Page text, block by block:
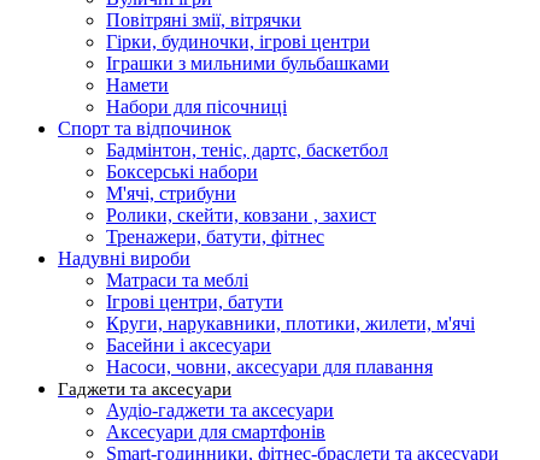
Повітряні змії, вітрячки
Гірки, будиночки, ігрові центри
Іграшки з мильними бульбашками
Намети
Набори для пісочниці
Спорт та відпочинок
Бадмінтон, теніс, дартс, баскетбол
Боксерські набори
М'ячі, стрибуни
Ролики, скейти, ковзани , захист
Тренажери, батути, фітнес
Надувні вироби
Матраси та меблі
Ігрові центри, батути
Круги, нарукавники, плотики, жилети, м'ячі
Басейни і аксесуари
Насоси, човни, аксесуари для плавання
Гаджети та аксесуари
Аудіо-гаджети та аксесуари
Аксесуари для смартфонів
Smart-годинники, фітнес-браслети та аксесуари